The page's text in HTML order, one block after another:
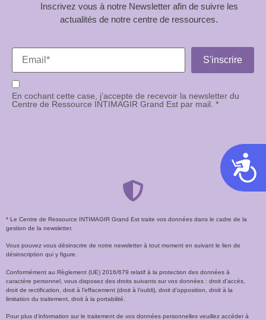
Inscrivez vous à notre Newsletter afin de suivre les
actualités de notre centre de ressources.
En cochant cette case, j’accepte de recevoir la newsletter du
Centre de Ressource INTIMAGIR Grand Est par mail. *
* Le Centre de Ressource INTIMAGIR Grand Est traite vos données dans le cadre de la
gestion de la newsletter.
Vous pouvez vous désinscrire de notre newsletter à tout moment en suivant le lien de
désinscription qui y figure.
Conformément au Règlement (UE) 2016/679 relatif à la protection des données à
caractère personnel, vous disposez des droits suivants sur vos données : droit d’accès,
droit de rectification, droit à l’effacement (droit à l’oubli), droit d’opposition, droit à la
limitation du traitement, droit à la portabilité.
Pour plus d’information sur le traitement de vos données personnelles veuillez accéder à